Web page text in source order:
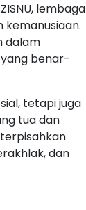
lembaga
dalam
benar-
tetapi juga
tua dan
dan